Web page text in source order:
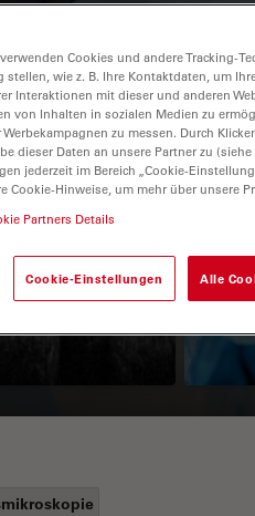
OCT
Cookies und andere Tracking-
stellen, wie z. B. Ihre Kontaktdaten, um
Interaktionen mit dieser und anderen
von Inhalten in sozialen Medien zu
zu messen. Durch
dieser Daten an unsere Partner zu
jederzeit im Bereich „Cookie-
Cookie-Hinweise, um mehr über unsere
Partners Details
Cookie-Einstellungen Alle